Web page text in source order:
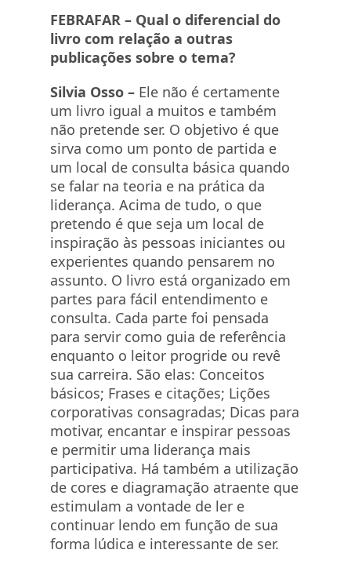
FEBRAFAR – Qual o diferencial do
livro com relação a outras
publicações sobre o tema?
Silvia Osso – Ele não é certamente
um livro igual a muitos e também
não pretende ser. O objetivo é que
sirva como um ponto de partida e
um local de consulta básica quando
se falar na teoria e na prática da
liderança. Acima de tudo, o que
pretendo é que seja um local de
inspiração às pessoas iniciantes ou
experientes quando pensarem no
assunto. O livro está organizado em
partes para fácil entendimento e
consulta. Cada parte foi pensada
para servir como guia de referência
enquanto o leitor progride ou revê
sua carreira. São elas: Conceitos
básicos; Frases e citações; Lições
corporativas consagradas; Dicas para
motivar, encantar e inspirar pessoas
e permitir uma liderança mais
participativa. Há também a utilização
de cores e diagramação atraente que
estimulam a vontade de ler e
continuar lendo em função de sua
forma lúdica e interessante de ser.